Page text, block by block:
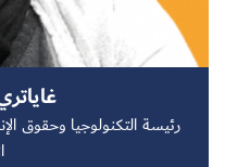
سجل الآن
رئيسة التكنولوجيا وحقوق